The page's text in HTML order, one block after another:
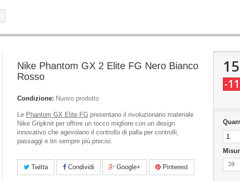
Nike Phantom GX 2 Elite FG Nero Bianco
Rosso
Condizione: Nuovo prodotto
Le Phantom GX Elite FG presentano il rivoluzionario materiale
Nike Gripknit per offrire un tocco migliore con un design
innovativo che agevolano il controllo di palla per controlli,
passaggi e tiri sempre più precisi.
Twitta Condividi Google+ Pinterest
-
39